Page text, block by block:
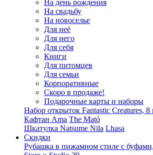
На день рождения
На свадьбу
На новоселье
Для неё
Для него
Для себя
Книги
Для питомцев
Для семьи
Корпоративные
Скоро в продаже!
Подарочные карты и наборы
Набор открыток Fantastic Creatures, 8
Кафтан Ama The Mató
Шкатулка Natsume Nila Lhasa
Скидки
Рубашка в пижамном стиле с